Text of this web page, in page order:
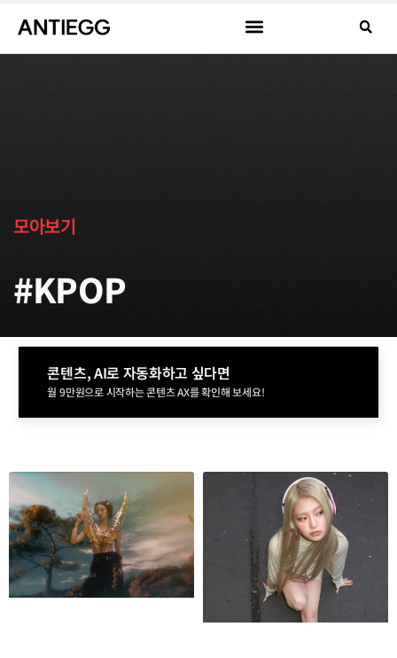
모아보기
#KPOP
콘텐츠, AI로 자동화하고 싶다면
월 9만원으로 시작하는 콘텐츠 AX를 확인해 보세요!